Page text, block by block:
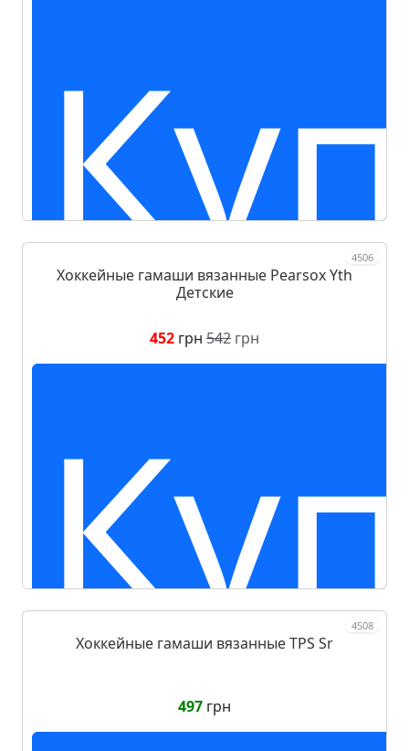
4506
Хоккейные гамаши вязанные Pearsox Yth
Детские
452 грн 542 грн
4508
Хоккейные гамаши вязанные TPS Sr
497 грн